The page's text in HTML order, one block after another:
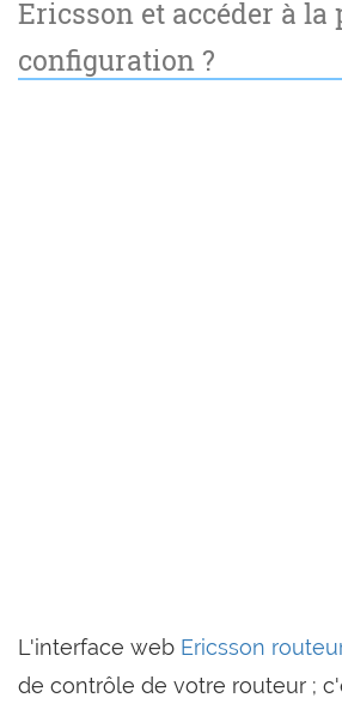
Ericsson et accéder à la
configuration ?
L'interface web Ericsson
de contrôle de votre routeur ;